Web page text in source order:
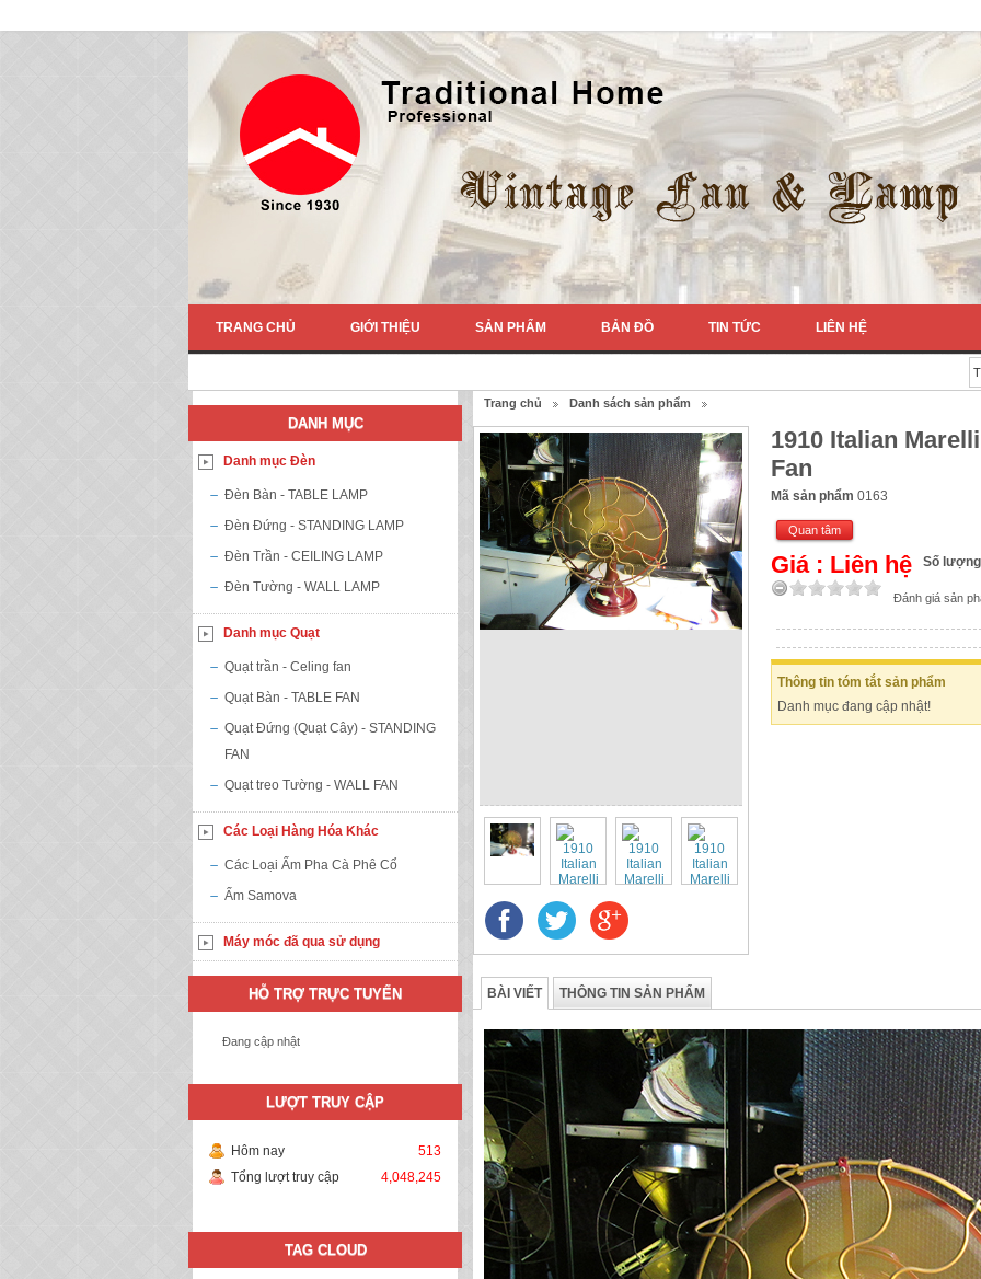
TRANG CHỦ GIỚI THIỆU SẢN PHẨM BẢN ĐỒ TIN TỨC LIÊN HỆ
Trang chủ Danh sách sản phẩm
1910 Italian
Fan
Mã sản phẩm 0163
Quan tâm
Giá : Liên hệ Số lượng
Đánh giá sản
Thông tin tóm tắt sản phẩm
Danh mục đang cập nhật!
BÀI VIẾT THÔNG TIN SẢN PHẨM
DANH MỤC
Danh mục Đèn
Đèn Bàn - TABLE LAMP
Đèn Đứng - STANDING LAMP
Đèn Trần - CEILING LAMP
Đèn Tường - WALL LAMP
Danh mục Quạt
Quạt trần - Celing fan
Quạt Bàn - TABLE FAN
Quạt Đứng (Quạt Cây) - STANDING
FAN
Quạt treo Tường - WALL FAN
Các Loại Hàng Hóa Khác
Các Loại Ấm Pha Cà Phê Cổ
Ấm Samova
Máy móc đã qua sử dụng
HỖ TRỢ TRỰC TUYẾN
Đang cập nhật
LƯỢT TRUY CẬP
Hôm nay
513
Tổng lượt truy cập
4,048,245
TAG CLOUD